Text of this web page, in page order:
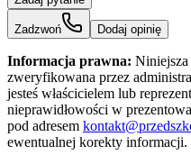
Zadzwoń Dodaj opinię
Informacja prawna: Niniejsza
zweryfikowana przez
jesteś właścicielem lub
nieprawidłowości w
pod adresem
ewentualnej korekty informacji.